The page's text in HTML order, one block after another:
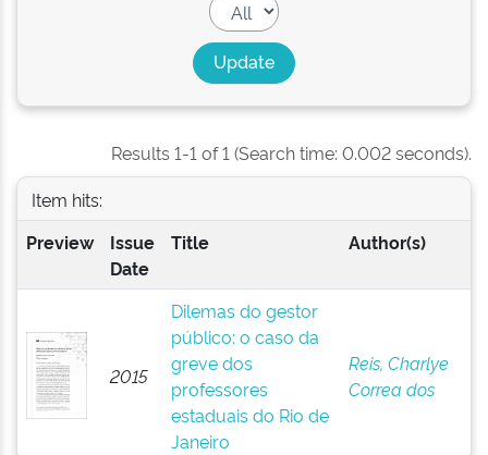
Results 1-1 of 1 (Search time: 0.002 seconds).
Item hits:
Preview
Issue
Date
Title Author(s)
2015
Dilemas do gestor
público: o caso da
greve dos
professores
estaduais do Rio de
Janeiro
Reis, Charlye
Correa dos